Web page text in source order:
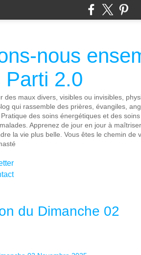
nous
Parti 2.0
des maux divers, visibles ou invisibles,
qui rassemble des prières, évangiles,
des soins énergétiques et des
Apprenez de jour en jour à
la vie plus belle. Vous êtes le chemin de
du Dimanche 02